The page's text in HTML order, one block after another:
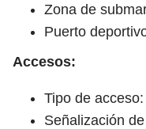
Zona de
Puerto
Accesos:
Tipo de
Señalización